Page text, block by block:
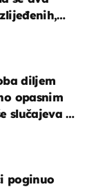
diljem
opasnim
slučajeva u
poginuo